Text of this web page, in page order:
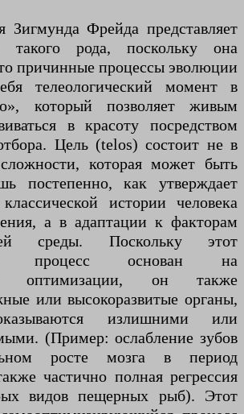
Зигмунда Фрейда представляет
такого рода, поскольку она
причинные процессы эволюции
телеологический момент в
который позволяет живым
в красоту посредством
Цель (telos) состоит не в
которая может быть
постепенно, как утверждает
истории человека
а в адаптации к факторам
среды. Поскольку этот
процесс основан на
оптимизации, он также
или высокоразвитые органы,
излишними или
(Пример: ослабление зубов
росте мозга в период
частично полная регрессия
видов пещерных рыб). Этот